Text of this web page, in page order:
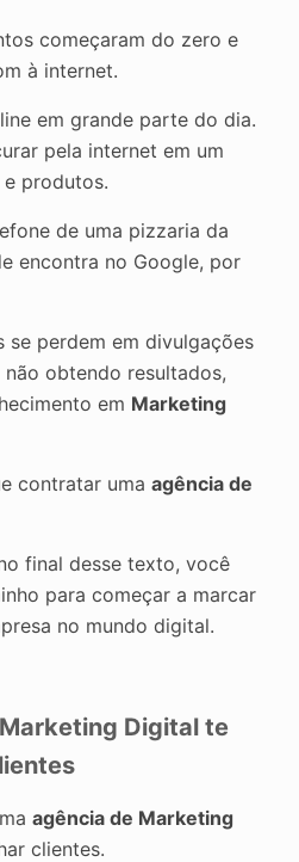
começaram do zero e
à internet.
em grande parte do dia.
pela internet em um
produtos.
de uma pizzaria da
encontra no Google, por
se perdem em divulgações
obtendo resultados,
em Marketing
contratar uma agência de
final desse texto, você
para começar a marcar
no mundo digital.
Digital te
agência de Marketing
clientes.